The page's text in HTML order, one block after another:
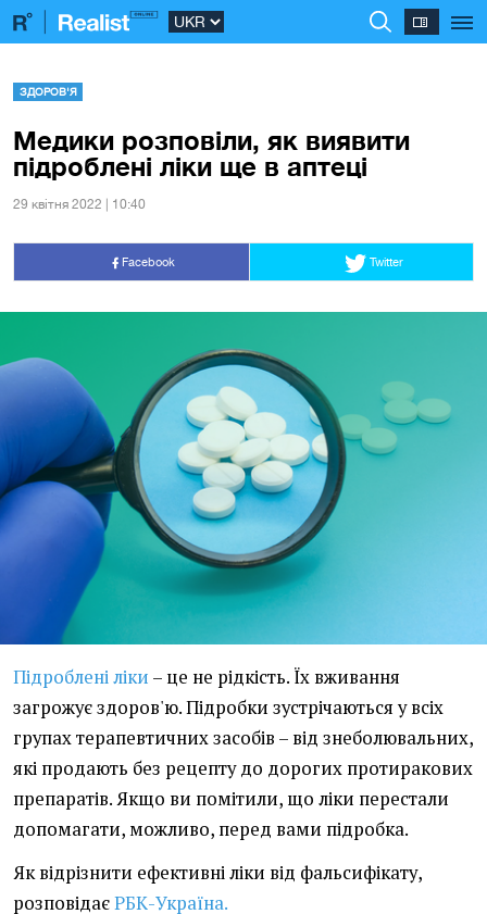
ЗДОРОВ'Я
Медики розповіли, як виявити
підроблені ліки ще в аптеці
29 квiтня 2022 | 10:40
Facebook Twitter
Підроблені ліки – це не рідкість. Їх вживання
загрожує здоров'ю. Підробки зустрічаються у всіх
групах терапевтичних засобів – від знеболювальних,
які продають без рецепту до дорогих протиракових
препаратів. Якщо ви помітили, що ліки перестали
допомагати, можливо, перед вами підробка.
Як відрізнити ефективні ліки від фальсифікату,
розповідаєРБК-Україна.